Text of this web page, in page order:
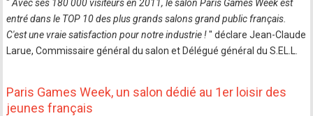
" Avec ses 180 000 visiteurs en 2011, le salon Paris Games Week est
entré dans le TOP 10 des plus grands salons grand public français.
C'est une vraie satisfaction pour notre industrie !" déclare Jean-Claude
Larue, Commissaire général du salon et Délégué général du S.EL.L.
Paris Games Week, un salon dédié au 1er loisir des
jeunes français